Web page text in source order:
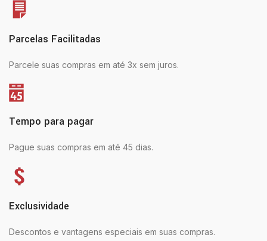
Parcelas Facilitadas
Parcele suas compras em até 3x sem juros.
Tempo para pagar
Pague suas compras em até 45 dias.
Exclusividade
Descontos e vantagens especiais em suas compras.